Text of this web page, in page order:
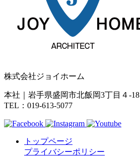
株式会社ジョイホーム
本社｜岩手県盛岡市北飯岡3丁目４-18
TEL：019-613-5077
トップページ
プライバシーポリシー